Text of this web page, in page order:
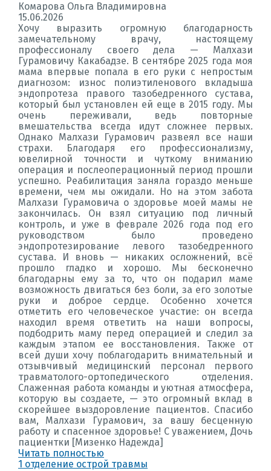
Комарова Ольга Владимировна
15.06.2026
Хочу выразить огромную благодарность
замечательному врачу, настоящему
профессионалу своего дела — Малхази
Гурамовичу Какабадзе. В сентябре 2025 года моя
мама впервые попала в его руки с непростым
диагнозом: износ полиэтиленового вкладыша
эндопротеза правого тазобедренного сустава,
который был установлен ей еще в 2015 году. Мы
очень переживали, ведь повторные
вмешательства всегда идут сложнее первых.
Однако Малхази Гурамович развеял все наши
страхи. Благодаря его профессионализму,
ювелирной точности и чуткому вниманию
операция и послеоперационный период прошли
успешно. Реабилитация заняла гораздо меньше
времени, чем мы ожидали. Но на этом забота
Малхази Гурамовича о здоровье моей мамы не
закончилась. Он взял ситуацию под личный
контроль, и уже в феврале 2026 года под его
руководством было проведено
эндопротезирование левого тазобедренного
сустава. И вновь — никаких осложнений, всё
прошло гладко и хорошо. Мы бесконечно
благодарны ему за то, что он подарил маме
возможность двигаться без боли, за его золотые
руки и доброе сердце. Особенно хочется
отметить его человеческое участие: он всегда
находил время ответить на наши вопросы,
подбодрить маму перед операцией и следил за
каждым этапом ее восстановления. Также от
всей души хочу поблагодарить внимательный и
отзывчивый медицинский персонал первого
травматолого-ортопедического отделения.
Слаженная работа команды и уютная атмосфера,
которую вы создаете, — это огромный вклад в
скорейшее выздоровление пациентов. Спасибо
вам, Малхази Гурамович, за вашу бесценную
работу и спасенное здоровье! С уважением, Дочь
пациентки [Мизенко Надежда]
Читать полностью
1 отделение острой травмы